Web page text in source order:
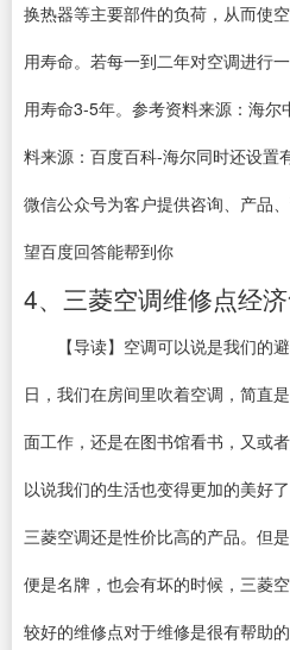
换热器等主要部件的负荷，从而使
用寿命。若每一到二年对空调进行
用寿命3-5年。参考资料来源：海
料来源：百度百科-海尔同时还设置
微信公众号为客户提供咨询、产品
望百度回答能帮到你
4、三菱空调维修点经
【导读】空调可以说是我们的避
日，我们在房间里吹着空调，简直
面工作，还是在图书馆看书，又或
以说我们的生活也变得更加的美好
三菱空调还是性价比高的产品。但
便是名牌，也会有坏的时候，三菱
较好的维修点对于维修是很有帮助